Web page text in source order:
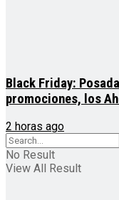
Black Friday:
promociones, los
2 horas ago
No Result
View All Result